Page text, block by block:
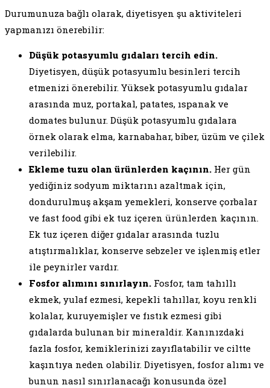
Durumunuza bağlı olarak, diyetisyen şu aktiviteleri
yapmanızı önerebilir:
Düşük potasyumlu gıdaları tercih edin.
Diyetisyen, düşük potasyumlu besinleri tercih
etmenizi önerebilir. Yüksek potasyumlu gıdalar
arasında muz, portakal, patates, ıspanak ve
domates bulunur. Düşük potasyumlu gıdalara
örnek olarak elma, karnabahar, biber, üzüm ve çilek
verilebilir.
Ekleme tuzu olan ürünlerden kaçının. Her gün
yediğiniz sodyum miktarını azaltmak için,
dondurulmuş akşam yemekleri, konserve çorbalar
ve fast food gibi ek tuz içeren ürünlerden kaçının.
Ek tuz içeren diğer gıdalar arasında tuzlu
atıştırmalıklar, konserve sebzeler ve işlenmiş etler
ile peynirler vardır.
Fosfor alımını sınırlayın. Fosfor, tam tahıllı
ekmek, yulaf ezmesi, kepekli tahıllar, koyu renkli
kolalar, kuruyemişler ve fıstık ezmesi gibi
gıdalarda bulunan bir mineraldir. Kanınızdaki
fazla fosfor, kemiklerinizi zayıflatabilir ve ciltte
kaşıntıya neden olabilir. Diyetisyen, fosfor alımı ve
bunun nasıl sınırlanacağı konusunda özel